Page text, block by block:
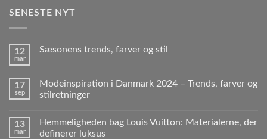
SENESTE NYT
12
mar
Sæsonens trends, farver og stil
17
sep
Modeinspiration i Danmark 2024 – Trends, farver og
stilretninger
13
mar
Hemmeligheden bag Louis Vuitton: Materialerne, der
definerer luksus